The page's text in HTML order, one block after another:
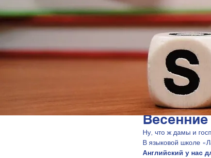
Ну, что ж дамы и
В языковой школе
Английский у нас